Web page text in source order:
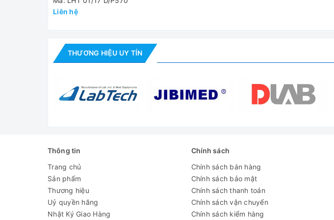
Kích thước bên
trong lò WxDxH
110x120x120 mm
ngoài lò WxDxH
Trọng lượng 28 kg
Video - Hình ảnh
Liên hệ
THƯƠNG HIỆU UY TÍN
Thông tin
Trang chủ
Sản phẩm
Thương hiệu
Uỷ quyền hãng
Nhật Ký Giao Hàng
Chính sách
Chính sách bán hàng
Chính sách bảo mật
Chính sách thanh toán
Chính sách vận chuyển
Chính sách kiểm hàng